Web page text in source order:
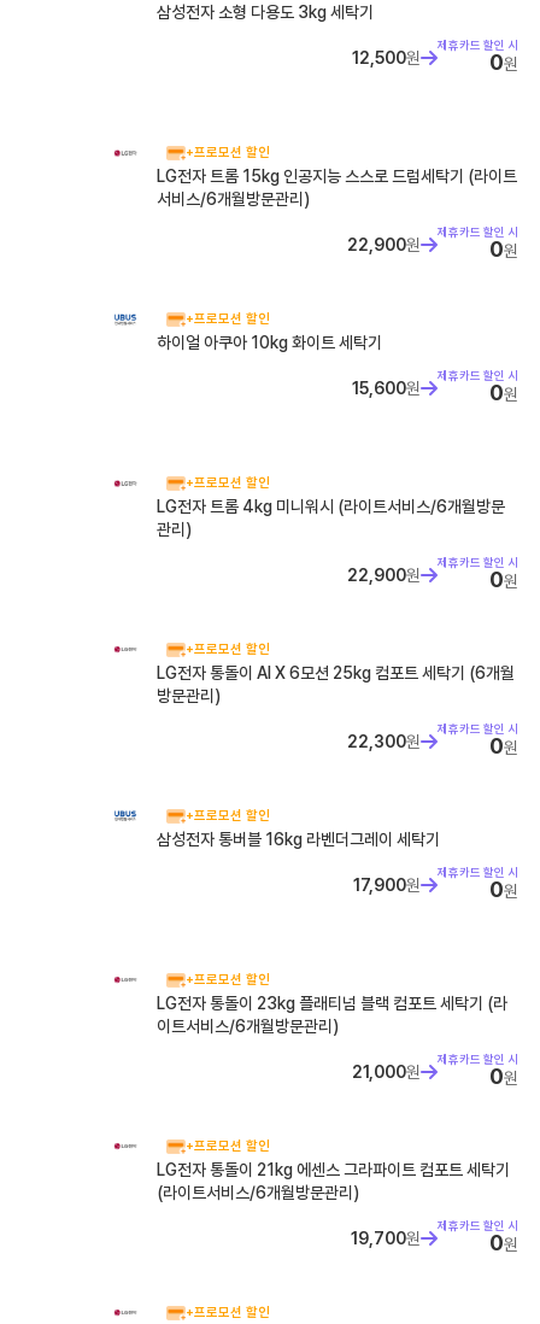
LG U+ 5G·LTE 통합요금제: 플러스플랜·데이터플랜 완벽
LG U+ 5G·LTE 통합요금제: 플러스플랜·데이터플랜 완벽 가이드
2026년 6월 1일, LG U+가 5G와 LTE의 경계를 허문 통합...
출시 일정 3. 디자인 및 폼팩터 4. 디스플레이 5. 프로세...
SKT 통합요금제 개편: 베스트·라이트 총정리
개편 시행 타임라인 3. 기존 요금제 개편 사항 4. 신규 통합요...
요 2. 5G/LTE 요금제 신규 가입 중단 3. 통합요금제 라인업:...
갤럭시 글라스 vs 레이밴 메타, AI 안경 완벽 비교
갤럭시 글라스 vs 레이밴 메타, AI 안경 완벽 비교 갤럭시 글라스 및
레이밴 메타 AI 안경 스펙 및 특징 비교 목차 1. 개요 2. ...
폴드8 울트라·플립8 라인업 부모님 휴대폰을 바꿔드리려고 알아보
면 기...
휴대폰 성지란? 찾는 방법, 좌표 뜻, 시세표 보는 법 정리
지는 통신사 지원금과 판매점 추가지원금을 함께 비교해 단말기값
삼성전자 소형 다용도 3kg 세탁기
12,500원
제휴카드 할인 시
0원
+프로모션 할인
LG전자 트롬 15kg 인공지능 스스로 드럼세탁기 (라이트
서비스/6개월방문관리)
22,900원
제휴카드 할인 시
0원
+프로모션 할인
하이얼 아쿠아 10kg 화이트 세탁기
15,600원
제휴카드 할인 시
0원
+프로모션 할인
LG전자 트롬 4kg 미니워시 (라이트서비스/6개월방문
관리)
22,900원
제휴카드 할인 시
0원
+프로모션 할인
LG전자 통돌이 AI X 6모션 25kg 컴포트 세탁기 (6개월
방문관리)
22,300원
제휴카드 할인 시
0원
+프로모션 할인
삼성전자 통버블 16kg 라벤더그레이 세탁기
17,900원
제휴카드 할인 시
0원
+프로모션 할인
LG전자 통돌이 23kg 플래티넘 블랙 컴포트 세탁기 (라
이트서비스/6개월방문관리)
21,000원
제휴카드 할인 시
0원
+프로모션 할인
LG전자 통돌이 21kg 에센스 그라파이트 컴포트 세탁기
(라이트서비스/6개월방문관리)
19,700원
제휴카드 할인 시
0원
+프로모션 할인